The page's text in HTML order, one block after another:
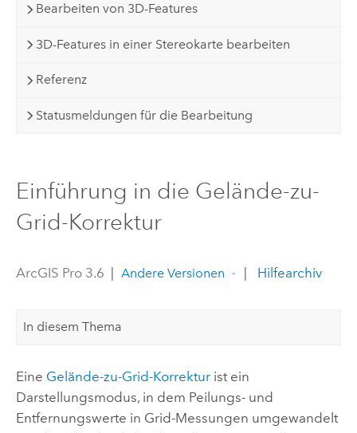
Bearbeiten von 3D-Features
3D-Features in einer Stereokarte bearbeiten
Referenz
Statusmeldungen für die Bearbeitung
Einführung in die Gelände-zu-
Grid-Korrektur
ArcGIS Pro 3.6 | Andere Versionen | Hilfearchiv
In diesem Thema
Eine Gelände-zu-Grid-Korrekturist ein
Darstellungsmodus, in dem Peilungs- und
Entfernungswerte in Grid-Messungen umgewandelt